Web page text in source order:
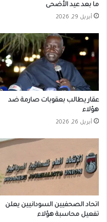
ما بعد عيد الأضحى
أبريل 29, 2026
عقار يطالب بعقوبات صارمة ضد
هؤلاء
أبريل 26, 2026
اتحاد الصحفيين السودانيين يعلن
تفعيل محاسبة هؤلاء